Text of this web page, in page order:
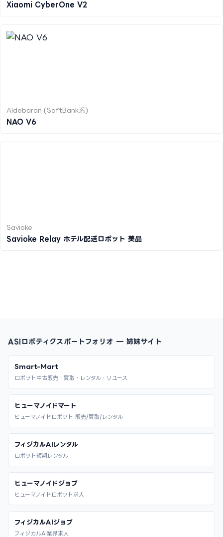
Xiaomi CyberOne V2
Aldebaran (SoftBank系)
NAO V6
Savioke
Savioke Relay ホテル配送ロボット 美品
ASIロボティクスポートフォリオ — 姉妹サイト
Smart-Mart
ロボット中古販売・買取・レンタル・リユース
ヒューマノイドマート
ヒューマノイドロボット 販売/買取/レンタル
フィジカルAIレンタル
ロボット短期レンタル
ヒューマノイドジョブ
ヒューマノイドロボット求人
フィジカルAIジョブ
フィジカルAI業界求人